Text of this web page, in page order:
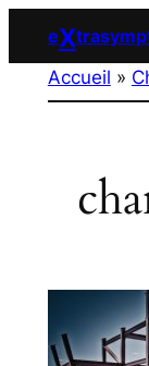
contenu
eX
Accueil »